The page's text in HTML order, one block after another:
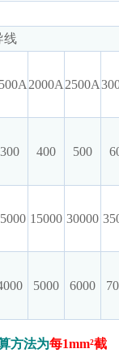
线
2000A2500A
300 400 500
15000 30000
5000 6000
方法为每1mm²截